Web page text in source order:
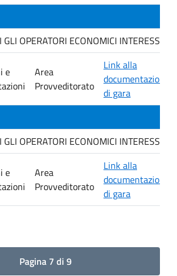
GLI OPERATORI ECONOMICI
e
Area
Provveditorato
Link alla
documentazione
di gara
GLI OPERATORI ECONOMICI
e
Area
Provveditorato
Link alla
documentazione
di gara
Pagina 7 di 9